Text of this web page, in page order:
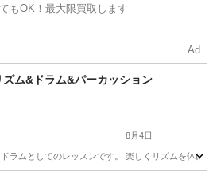
もOK！最大限買取します
Ad
ズム&ドラム&パーカッション
8月4日
ラムとしてのレッスンです。 楽しくリズムを体